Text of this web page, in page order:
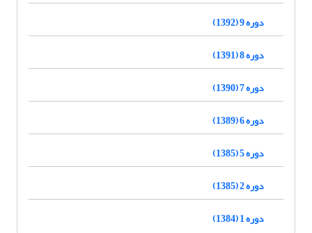
دوره 9 (1392)
دوره 8 (1391)
دوره 7 (1390)
دوره 6 (1389)
دوره 5 (1385)
دوره 2 (1385)
دوره 1 (1384)